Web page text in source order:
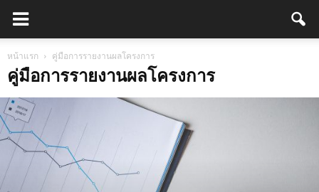
หน้าแรก คู่มือการรายงานผลโครงการ
คู่มือการรายงานผลโครงการ